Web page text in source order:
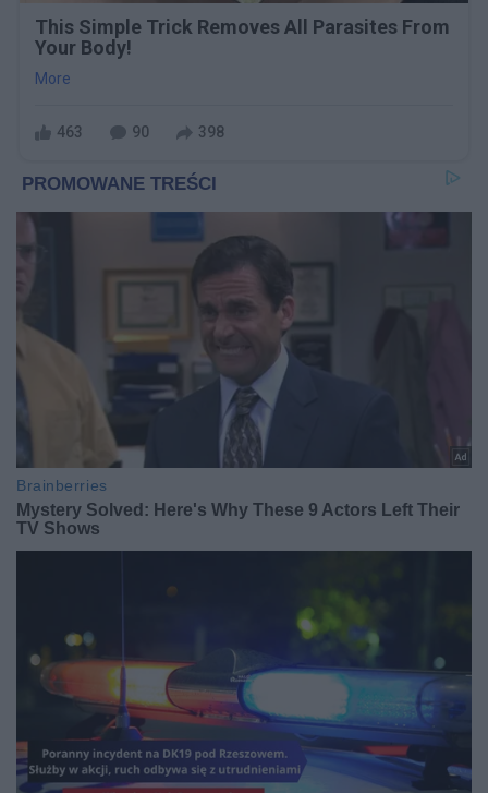
This Simple Trick Removes All Parasites From
Your Body!
More
463 90 398